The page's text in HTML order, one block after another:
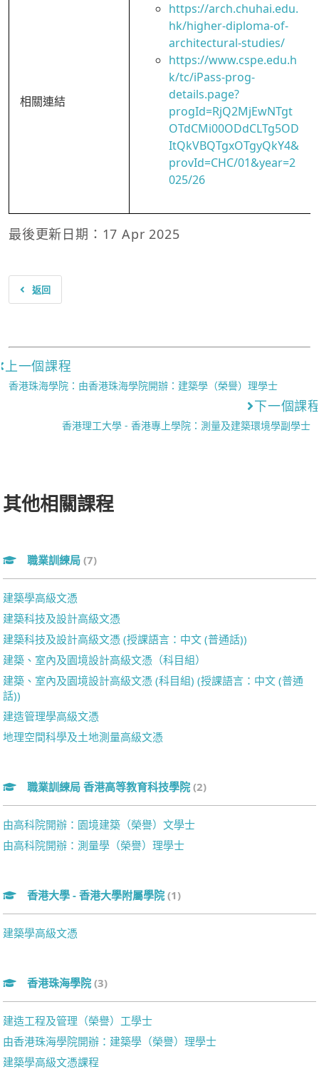
相關連結
https://arch.chuhai.edu.
hk/higher-diploma-of-
architectural-studies/
https://www.cspe.edu.h
k/tc/iPass-prog-
details.page?
progId=RjQ2MjEwNTgt
OTdCMi00ODdCLTg5OD
ItQkVBQTgxOTgyQkY4&
provId=CHC/01&year=2
025/26
最後更新日期：17 Apr 2025
返回
上一個課程
香港珠海學院：由香港珠海學院開辦：建築學（榮譽）理學士
下一個課
香港理工大學 - 香港專上學院：測量及建築環境學副學士
其他相關課程
職業訓練局 (7)
建築學高級文憑
建築科技及設計高級文憑
建築科技及設計高級文憑 (授課語言：中文 (普通話))
建築、室內及園境設計高級文憑（科目組）
建築、室內及園境設計高級文憑 (科目組) (授課語言：中文 (普通
話))
建造管理學高級文憑
地理空間科學及土地測量高級文憑
職業訓練局 香港高等教育科技學院 (2)
由高科院開辦：園境建築（榮譽）文學士
由高科院開辦：測量學（榮譽）理學士
香港大學 - 香港大學附屬學院 (1)
建築學高級文憑
香港珠海學院 (3)
建造工程及管理（榮譽）工學士
由香港珠海學院開辦：建築學（榮譽）理學士
建築學高級文憑課程